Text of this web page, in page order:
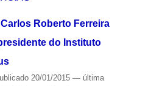
Roberto Ferreira
do Instituto
20/01/2015 — última